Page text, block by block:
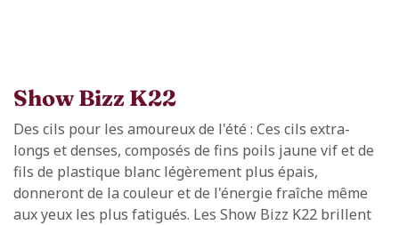
Show Bizz K22
Des cils pour les amoureux de l'été : Ces cils extra-
longs et denses, composés de fins poils jaune vif et de
fils de plastique blanc légèrement plus épais,
donneront de la couleur et de l'énergie fraîche même
aux yeux les plus fatigués. Les Show Bizz K22 brillent